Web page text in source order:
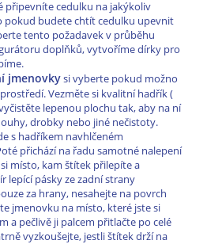
připevníte cedulku na jakýkoliv
pokud budete chtít cedulku upevnit
tento požadavek v průběhu
doplňků, vytvoříme dírky pro
jmenovkysi vyberte pokud možno
Vezměte si kvalitní hadřík (
lepenou plochu tak, aby na ní
drobky nebo jiné nečistoty.
s hadříkem navhlčeném
přichází na řadu samotné nalepení
místo, kam štítek přilepíte a
lepící pásky ze zadní strany
za hrany, nesahejte na povrch
jmenovku na místo, které jste si
a pečlivě ji palcem přitlačte po celé
vyzkoušejte, jestli štítek drží na